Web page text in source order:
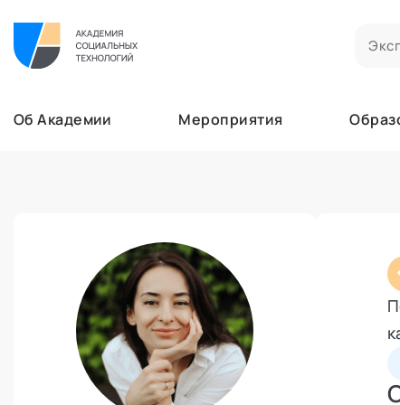
Об Академии Мероприятия
Найти эксперта
Об Академии
Бизнесу
Профессионалам
Сертификаты
Заказы услуг
Ваши заказы на услуги Экспертов Академии
Основное
Добавить фото, изменить контактные
Безопасность
Настройка двухфакторной аутентификации
Поддержка